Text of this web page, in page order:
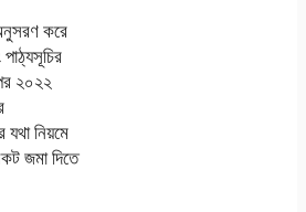
অনুসরণ করে
২০২২
যথা নিয়মে
জমা দিতে